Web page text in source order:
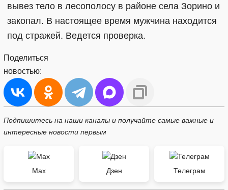
вывез тело в лесополосу в районе села Зорино и
закопал. В настоящее время мужчина находится
под стражей. Ведется проверка.
Поделиться
новостью:
Подпишитесь на наши каналы и получайте самые важные и
интересные новости первым
Max Дзен Телеграм